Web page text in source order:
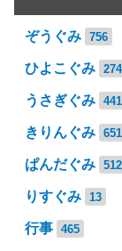
ぞうぐみ 756
ひよこぐみ 274
うさぎぐみ 441
きりんぐみ 651
ぱんだぐみ 512
りすぐみ 13
行事 465